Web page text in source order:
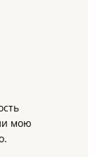
мою